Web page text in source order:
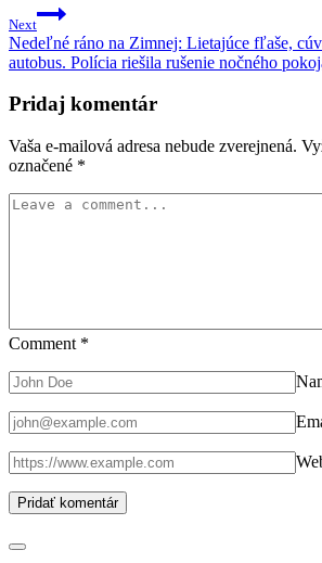
Next
Nedeľné ráno na Zimnej: Lietajúce fľaše,
autobus. Polícia riešila rušenie nočného
Pridaj komentár
Vaša e-mailová adresa nebude zverejnená.
označené *
Comment *